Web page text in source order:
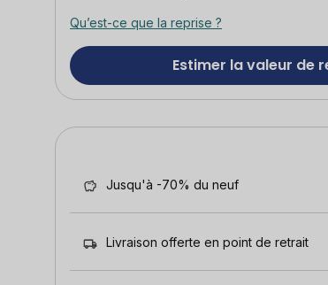
Qu’est-ce que la reprise ?
Estimer la valeur de
Jusqu'à -70% du neuf
Livraison offerte en point de retrait